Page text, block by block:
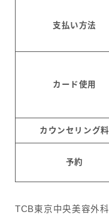
支払い方法
カード使用
カウンセリング料
予約
TCB東京中央美容外